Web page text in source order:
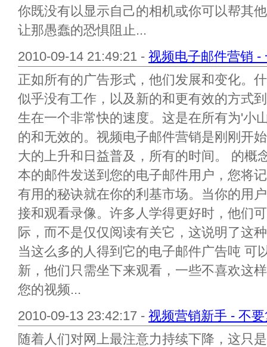
你既没有以显示自己的相机或你可以帮其
让那愚蠢的恐惧阻止...
2010-09-14 21:49:21 - 视频电子邮件营销 -
正如所有的广告形式，他们发展和变化。
似乎没有工作，以及新的和更有效的方式
生在一个非常快的速度。这是在所有为'小
的和无效的。视频电子邮件营销是刚刚开
大的上升和日益普及，所有的时间。 的概
本的邮件发送到您的电子邮件用户，您将
有用的秘诀就在你的利基市场。当你的用
接和观看录像。许多人学得更好时，他们
际，而不是仅仅阅读有关它，这说明了这
当这么多的人得到它的电子邮件广告吨 可
新，他们只需坐下来观看，一些不喜欢这
您的视频...
2010-09-13 23:42:17 - 视频营销新手 - 不
随着人们对网上最注意力持续下降，这只